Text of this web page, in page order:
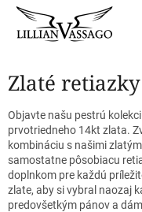
Zlaté retiazky
Objavte našu pestrú
prvotriedneho 14kt zlata.
kombináciu s našimi
samostatne pôsobiacu
doplnkom pre každú
zlate, aby si vybral naozaj
predovšetkým pánov a